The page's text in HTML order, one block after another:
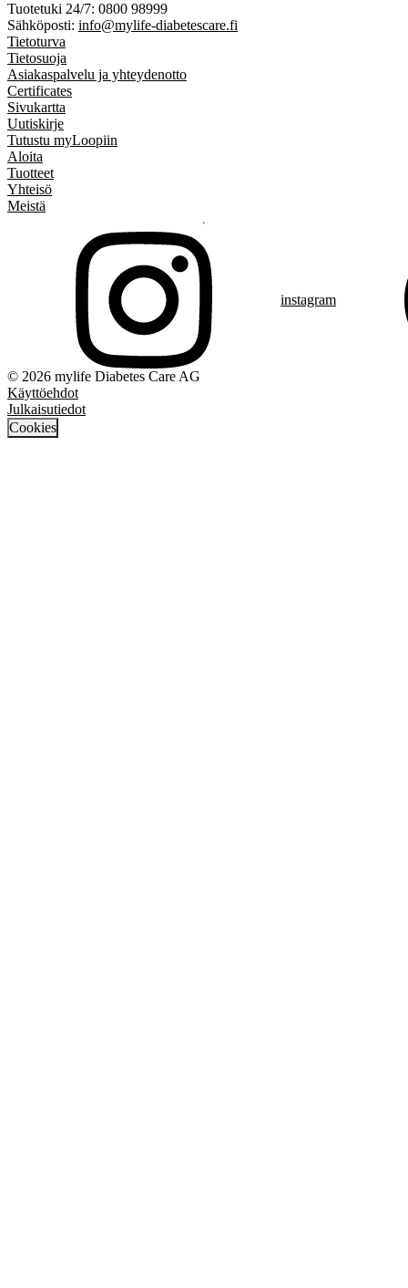
Tuotetuki 24/7: 0800 98999
Sähköposti: info@mylife-diabetescare.fi
Tietoturva
Tietosuoja
Asiakaspalvelu ja yhteydenotto
Certificates
Sivukartta
Uutiskirje
Tutustu myLoopiin
Aloita
Tuotteet
Yhteisö
Meistä
instagram
© 2026 mylife Diabetes Care AG
Käyttöehdot
Julkaisutiedot
Cookies